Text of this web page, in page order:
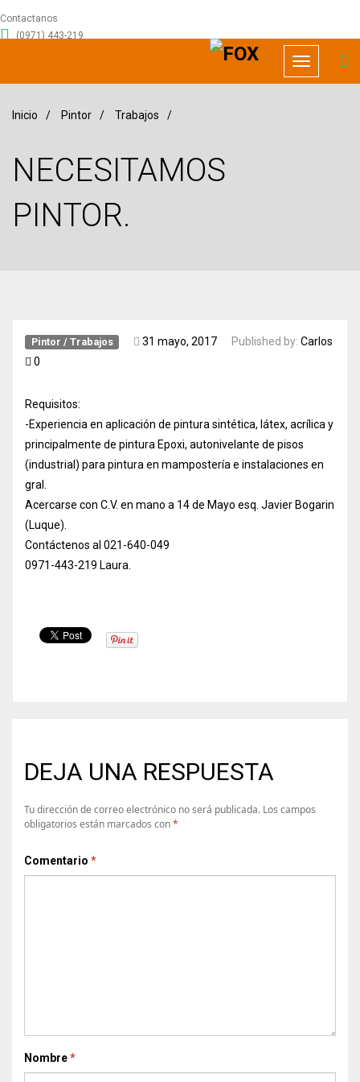
Contactanos
(0971) 443-219
Toggle
navigation
Inicio / Pintor / Trabajos /
NECESITAMOS
PINTOR.
Pintor / Trabajos 31 mayo, 2017 Published by:Carlos
0
Requisitos:
-Experiencia en aplicación de pintura sintética, látex, acrílica y
principalmente de pintura Epoxi, autonivelante de pisos
(industrial) para pintura en mampostería e instalaciones en
gral.
Acercarse con C.V. en mano a 14 de Mayo esq. Javier Bogarin
(Luque).
Contáctenos al 021-640-049
0971-443-219 Laura.
DEJA UNA RESPUESTA
Tu dirección de correo electrónico no será publicada. Los campos
obligatorios están marcados con*
Comentario *
Nombre*